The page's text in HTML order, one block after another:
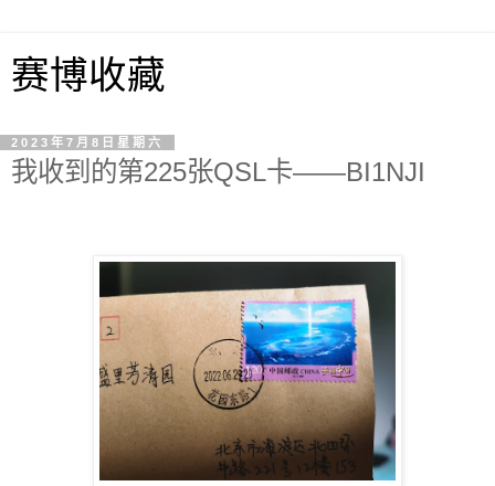
赛博收藏
2023年7月8日星期六
我收到的第225张QSL卡——BI1NJI